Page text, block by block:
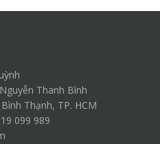
Thanh Bình
Thạnh, TP. HCM
099 989